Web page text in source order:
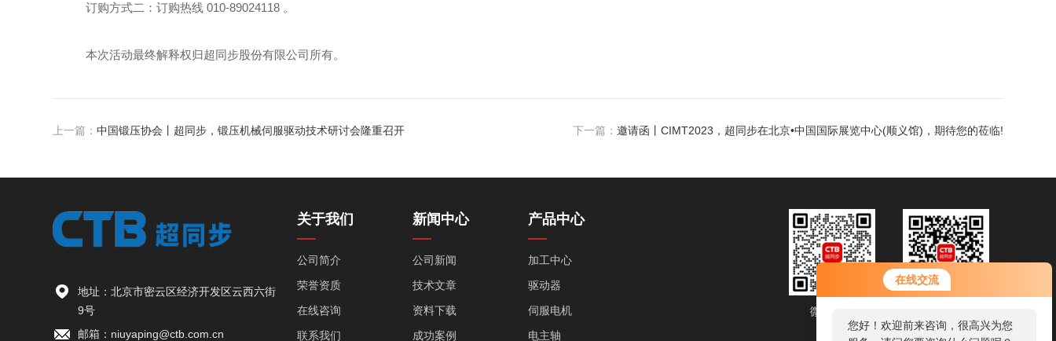
在线交流
您好！欢迎前来咨询，很高兴为您
订购方式二：订购热线 010-89024118 。
本次活动最终解释权归超同步股份有限公司所有。
上一篇：中国锻压协会丨超同步，锻压机械伺服驱动技术研讨会隆重召开 下一篇： 邀请函丨CIMT2023，超同步在北京•中国国际展览中心(顺义馆)，期待您的莅临!
地址：北京市密云区经济开发区云西六街
9号
邮箱：niuyaping@ctb.com.cn
关于我们
公司简介
荣誉资质
在线咨询
联系我们
新闻中心
公司新闻
技术文章
资料下载
成功案例
产品中心
加工中心
驱动器
伺服电机
电主轴
微信客服